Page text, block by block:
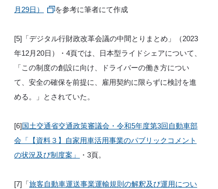
月29日）
を参考に筆者にて作成
[5]「デジタル行財政改革会議の中間とりまとめ」（2023
年12月20日）・4頁では、日本型ライドシェアについて、
「この制度の創設に向け、ドライバーの働き方につい
て、安全の確保を前提に、雇用契約に限らずに検討を進
める。」とされていた。
[6]国土交通省交通政策審議会・令和5年度第3回自動車部
会「【資料３】自家用車活用事業のパブリックコメント
の状況及び制度案」
・3頁。
[7]「旅客自動車運送事業運輸規則の解釈及び運用につい